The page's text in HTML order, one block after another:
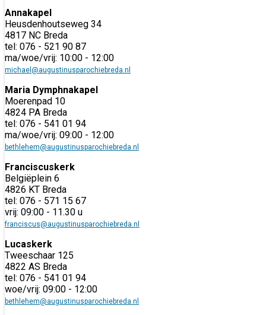
Annakapel
Heusdenhoutseweg 34
4817 NC Breda
tel: 076 - 521 90 87
ma/woe/vrij: 10:00 - 12:00
michael@augustinusparochiebreda.nl
Maria Dymphnakapel
Moerenpad 10
4824 PA Breda
tel: 076 - 541 01 94
ma/woe/vrij: 09:00 - 12:00
bethlehem@augustinusparochiebreda.nl
Franciscuskerk
Belgiëplein 6
4826 KT Breda
tel: 076 - 571 15 67
vrij: 09:00 - 11.30 u
franciscus@augustinusparochiebreda.nl
Lucaskerk
Tweeschaar 125
4822 AS Breda
tel: 076 - 541 01 94
woe/vrij: 09:00 - 12:00
bethlehem@augustinusparochiebreda.nl